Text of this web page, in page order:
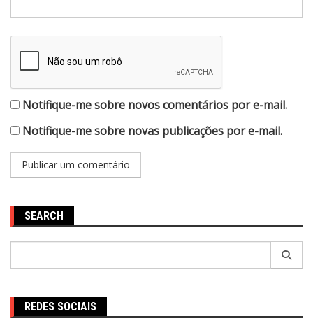
Notifique-me sobre novos comentários por e-mail.
Notifique-me sobre novas publicações por e-mail.
SEARCH
REDES SOCIAIS